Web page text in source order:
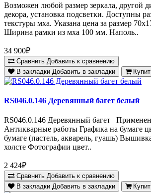
Возможен любой размер зеркала, другой
декора, установка подсветки. Доступны
текстуры мха. Указана цена за размер
Ширина рамки из мха 100 мм. Наполь..
34 900₽
Сравнить Добавить к сравнению
В закладки Добавить в закладки
RS046.0.146 Деревянный багет белый
RS046.0.146 Деревянный багет
Антикварные работы Графика на бумаге
бумаге (пастель, акварель, гуашь)
холсте Фотографии цвет..
2 424₽
Сравнить Добавить к сравнению
В закладки Добавить в закладки